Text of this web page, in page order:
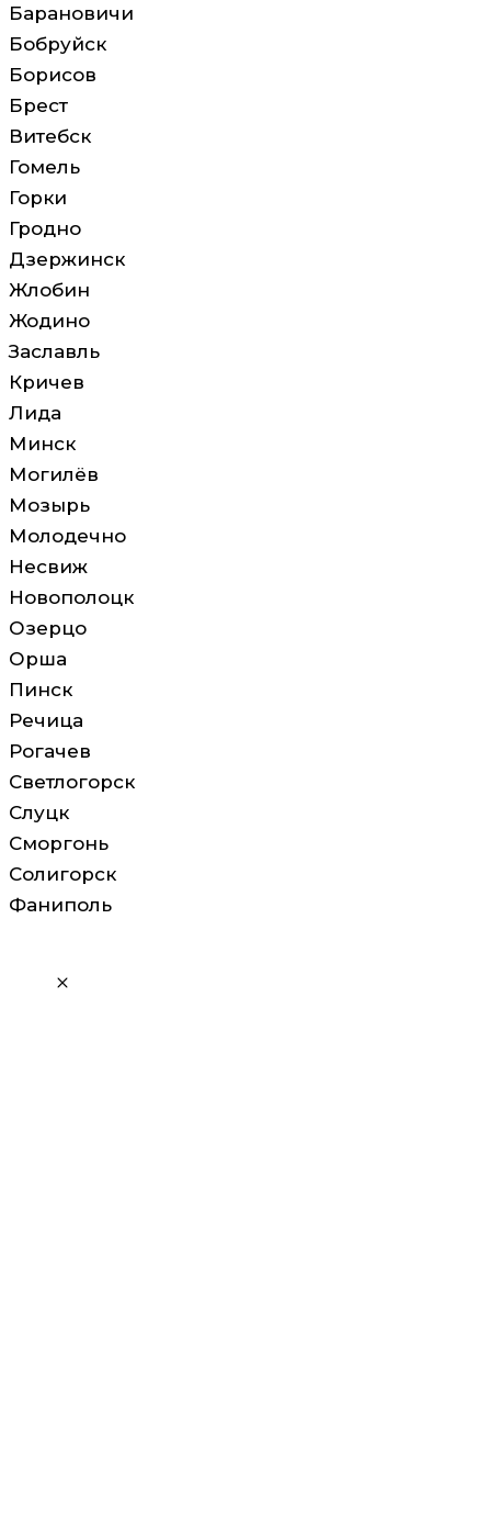
Барановичи
Бобруйск
Борисов
Брест
Витебск
Гомель
Горки
Гродно
Дзержинск
Жлобин
Жодино
Заславль
Кричев
Лида
Минск
Могилёв
Мозырь
Молодечно
Несвиж
Новополоцк
Озерцо
Орша
Пинск
Речица
Рогачев
Светлогорск
Слуцк
Сморгонь
Солигорск
Фаниполь